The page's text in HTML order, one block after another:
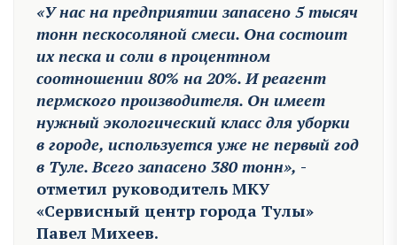
«У нас на предприятии запасено 5 тысяч
тонн пескосоляной смеси. Она состоит
их песка и соли в процентном
соотношении 80% на 20%. И реагент
пермского производителя. Он имеет
нужный экологический класс для уборки
в городе, используется уже не первый год
в Туле. Всего запасено 380 тонн», -
отметил руководитель МКУ
«Сервисный центр города Тулы»
Павел Михеев.